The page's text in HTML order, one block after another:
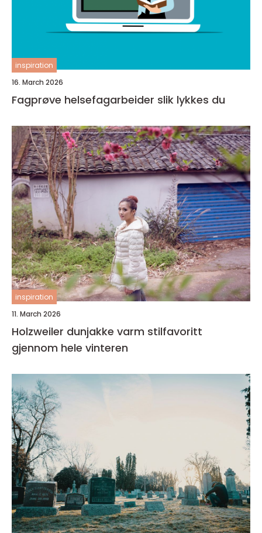
inspiration
16. March 2026
Fagprøve helsefagarbeider slik lykkes du
inspiration
11. March 2026
Holzweiler dunjakke varm stilfavoritt
gjennom hele vinteren